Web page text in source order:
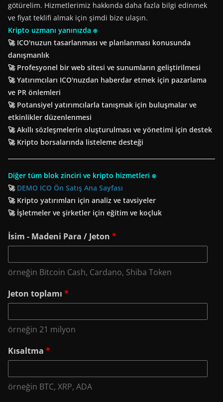
götürelim. Hizmetlerimiz hakkında daha fazla bilgi edinmek
ve fiyat teklifi almak için şimdi bize ulaşın.
Kripto uzmanı yanınızda ⍟
🚀 ICO'nuzun tasarlanması ve planlanması konusunda
danışmanlık
🚀 Profesyonel bir web sitesi ve sunumların geliştirilmesi
🚀 Yatırımcıları ICO'nuzdan haberdar etmek için pazarlama
ve PR önlemleri
🚀 Potansiyel yatırımcılarla tanışmak için buluşmalar ve
etkinlikler düzenlenmesi
🚀 Akıllı sözleşmelerin oluşturulması ve yönetimi için destek
🚀 Kripto borsalarında listeleme desteği
Diğer tüm blok zinciri ve kripto hizmetleri ⍟
🚀 DEMO ICO Ön Satış Ana Sayfası
🚀 Kripto yatırımları için analiz ve tavsiyeler
🚀 İşletmeler ve şirketler için eğitim ve koçluk
İsim - Madeni Para / Jeton *
örneğin Bitcoin Cash, Cardano, Shiba Token
Jeton toplamı *
örneğin 21 milyon
Kısaltma *
örneğin BTC, XRP, ADA